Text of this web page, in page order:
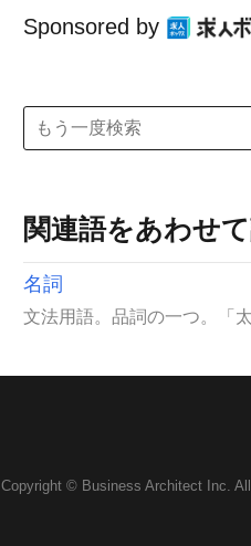
Sponsored by
関連語をあわせ
名詞
文法用語。品詞の一つ。「
Copyright © Business Architect Inc.